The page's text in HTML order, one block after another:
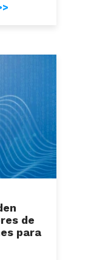
de
para